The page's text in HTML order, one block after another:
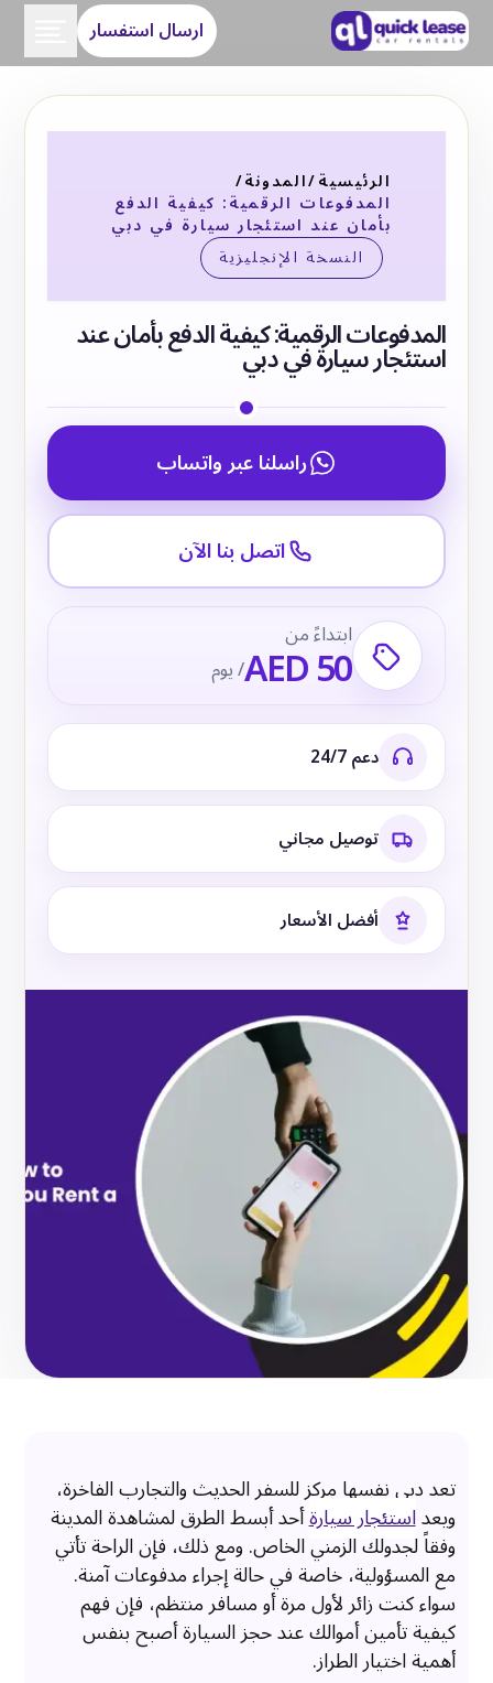
ارسال استفسار
الرئيسية/المدونة/
المدفوعات الرقمية: كيفية الدفع
بأمان عند استئجار سيارة في دبي
النسخة الإنجليزية
المدفوعات الرقمية: كيفية الدفع بأمان عند
استئجار سيارة في دبي
راسلنا عبر واتساب
اتصل بنا الآن
ابتداءً من
AED 50/ يوم
دعم 24/7
توصيل مجاني
أفضل الأسعار
تعد دبي نفسها مركز للسفر الحديث والتجارب الفاخرة،
ويعداستئجار سيارةأحد أبسط الطرق لمشاهدة المدينة
وفقاً لجدولك الزمني الخاص. ومع ذلك، فإن الراحة تأتي
مع المسؤولية، خاصة في حالة إجراء مدفوعات آمنة.
سواء كنت زائر لأول مرة أو مسافر منتظم، فإن فهم
كيفية تأمين أموالك عند حجز السيارة أصبح بنفس
أهمية اختيار الطراز.